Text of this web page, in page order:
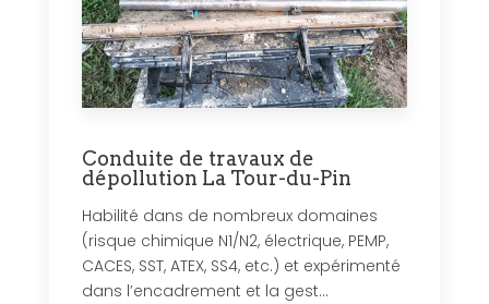
Conduite de travaux de
dépollution La Tour-du-Pin
Habilité dans de nombreux domaines
(risque chimique N1/N2, électrique, PEMP,
CACES, SST, ATEX, SS4, etc.) et expérimenté
dans l’encadrement et la gest...